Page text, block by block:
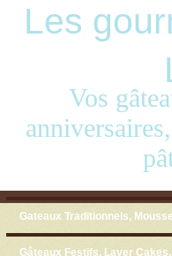
Les
Vos
Menu
Skip to content
Gateaux Traditionnels,
Gâteaux Festifs, Layer